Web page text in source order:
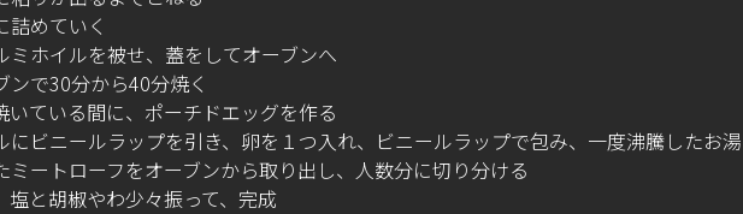
詰めていく
ミホイルを被せ、蓋をしてオーブンへ
ンで30分から40分焼く
いている間に、ポーチドエッグを作る
にビニールラップを引き、卵を１つ入れ、ビニールラップで包み、一度沸騰したお
ミートローフをオーブンから取り出し、人数分に切り分ける
塩と胡椒やわ少々振って、完成